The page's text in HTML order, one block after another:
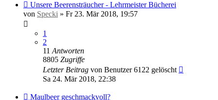
Unsere Beerensträucher - Lehrmeister Bücherei
von Specki » Fr 23. Mär 2018, 19:57
1
2
11 Antworten
8805 Zugriffe
Letzter Beitrag von Benutzer 6122 gelöscht
Sa 24. Mär 2018, 22:38
Maulbeer geschmackvoll?